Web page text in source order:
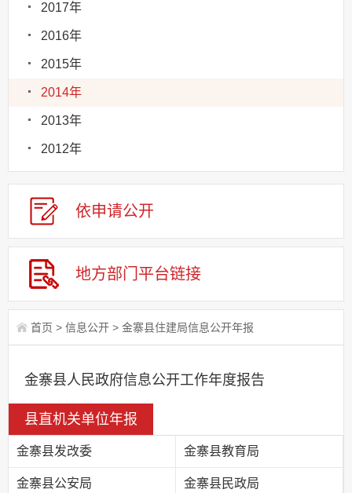
2017年
2016年
2015年
2014年
2013年
2012年
依申请公开
地方部门 平台链接
首页 > 信息公开 > 金寨县住建局信息公开年报
金寨县人民政府信息公开工作年度报告
县直机关单位年报
金寨县发改委 金寨县教育局
金寨县公安局 金寨县民政局